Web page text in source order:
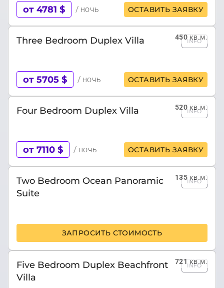
от 4781 $ / ночь ОСТАВИТЬ ЗАЯВКУ
450кв.м.
Three Bedroom Duplex Villa INFO
от 5705 $ / ночь ОСТАВИТЬ ЗАЯВКУ
520кв.м.
Four Bedroom Duplex Villa INFO
от 7110 $ / ночь ОСТАВИТЬ ЗАЯВКУ
135кв.м.
Two Bedroom Ocean Panoramic
Suite
INFO
ЗАПРОСИТЬ СТОИМОСТЬ
721кв.м.
Five Bedroom Duplex Beachfront
Villa
INFO